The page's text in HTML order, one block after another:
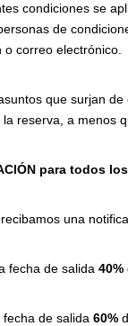
condiciones se
de
correo electrónico.
que surjan
reserva, a menos
para todos
una
fecha de salida 40%
de salida 60%